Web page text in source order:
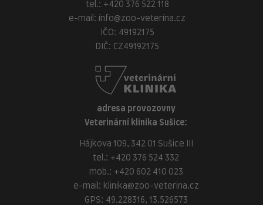
tel.: +420 376 522 118
e-mail:
info@zoo-veterina.cz
IČO: 49192175
DIČ: CZ49192175
adresa provozovny
Veterinární klinika Sušice:
Hájkova 109, 342 01 Sušice III
tel.: +420 376 524 332
mob.: +420 602 410 023
e-mail: klinika@zoo-veterina.cz
GPS: 49.228316, 13.526573